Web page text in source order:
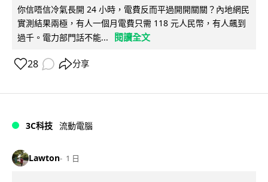
你信唔信冷氣長開 24 小時，電費反而平過開開關關？內地網民
實測結果兩極，有人一個月電費只需 118 元人民幣，有人飆到
過千。電力部門話不能...
閱讀全文
28 分享
3C科技 流動電腦
Lawton 1 日